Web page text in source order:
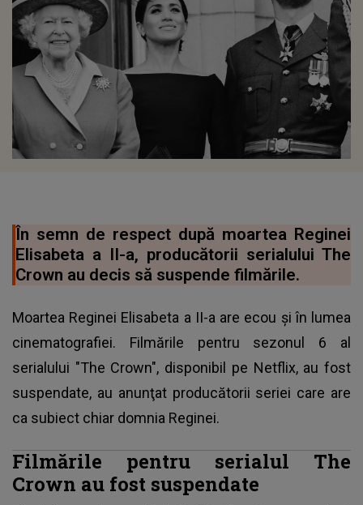
În semn de respect după moartea Reginei
Elisabeta a II-a, producătorii serialului The
Crown au decis să suspende filmările.
Moartea Reginei Elisabeta a II-a are ecou şi în lumea
cinematografiei. Filmările pentru sezonul 6 al
serialului "The Crown", disponibil pe Netflix, au fost
suspendate, au anunţat producătorii seriei care are
ca subiect chiar domnia Reginei.
Filmările pentru serialul The
Crown au fost suspendate